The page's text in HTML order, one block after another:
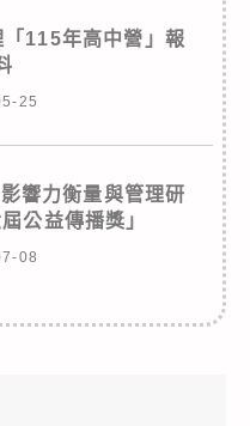
115年高中營」報
25
響力衡量與管理研
公益傳播獎」
08